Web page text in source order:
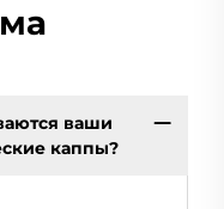
ваши
каппы?